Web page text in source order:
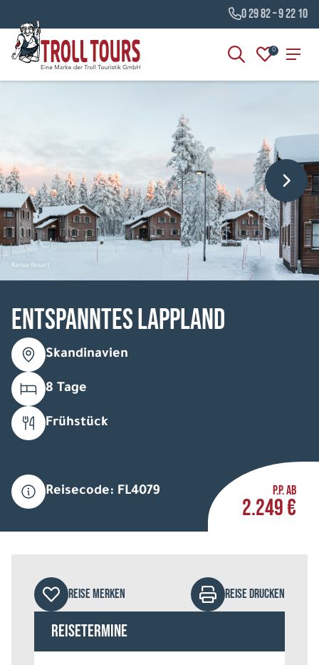
0 29 82 – 9 22 10
0
Ranua Resort
Entspanntes Lappland
Skandinavien
8 Tage
Frühstück
Reisecode: FL4079 P.P. AB
2.249 €
REISE MERKEN REISE DRUCKEN
Reisetermine